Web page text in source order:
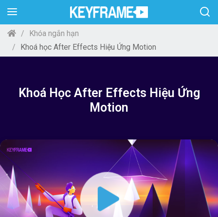
Khóa ngắn hạn
Khoá học After Effects Hiệu Ứng Motion
Khoá Học After Effects Hiệu Ứng
Motion